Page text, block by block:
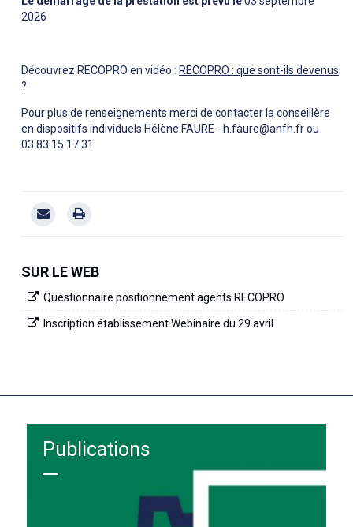
2026
Découvrez RECOPRO en vidéo : RECOPRO : que sont-ils devenus
?
Pour plus de renseignements merci de contacter la conseillère
en dispositifs individuels Hélène FAURE - h.faure@anfh.fr ou
03.83.15.17.31
SUR LE WEB
Questionnaire positionnement agents RECOPRO
Inscription établissement Webinaire du 29 avril
Publications